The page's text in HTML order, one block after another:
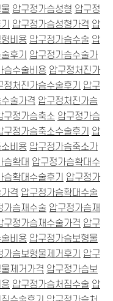
압구정가슴성형 압구정
압구정가슴성형가격 압
비용 압구정가슴수술 압
후기
압구정가슴수술가
슴수술비용 압구정처진가
정처진가슴수술후기
압구
술가격 압구정처진가슴
구정가슴축소 압구정가슴
구정가슴축소수술후기
압
비용 압구정가슴축소가
슴확대 압구정가슴확대수
슴확대수술후기
압구정가
격 압구정가슴확대수술
가슴재수술 압구정가슴재
구정가슴재수술가격 압구
비용 압구정가슴보형물
가슴보형물제거후기
압구
제거가격 압구정가슴보
압구정가슴처짐수술 압